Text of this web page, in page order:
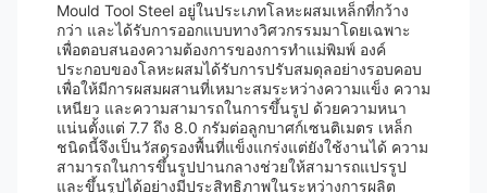
Mould Tool Steel อยู่ในประเภทโลหะผสมเหล็กที่กว้าง
กว่า และได้รับการออกแบบทางวิศวกรรมมาโดยเฉพาะ
เพื่อตอบสนองความต้องการของการทำแม่พิมพ์ องค์
ประกอบของโลหะผสมได้รับการปรับสมดุลอย่างรอบคอบ
เพื่อให้มีการผสมผสานที่เหมาะสมระหว่างความแข็ง ความ
เหนียว และความสามารถในการขึ้นรูป ด้วยความหนา
แน่นตั้งแต่ 7.7 ถึง 8.0 กรัมต่อลูกบาศก์เซนติเมตร เหล็ก
ชนิดนี้จึงเป็นวัสดุรองพื้นที่แข็งแกร่งแต่ยังใช้งานได้ ความ
สามารถในการขึ้นรูปปานกลางช่วยให้สามารถแปรรูป
และขึ้นรูปได้อย่างมีประสิทธิภาพในระหว่างการผลิต